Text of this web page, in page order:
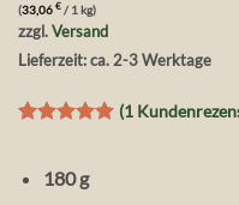
(33,06 € / 1 kg)
zzgl.Versand
Lieferzeit: ca. 2-3 Werktage
5, basierend
(1
180 g